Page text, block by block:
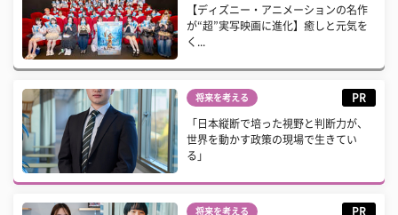
【ディズニー・アニメーションの名作
が“超”実写映画に進化】癒しと元気を
く...
将来を考える PR
「日本縦断で培った視野と判断力が、
世界を動かす政策の現場で生きてい
る」
将来を考える PR